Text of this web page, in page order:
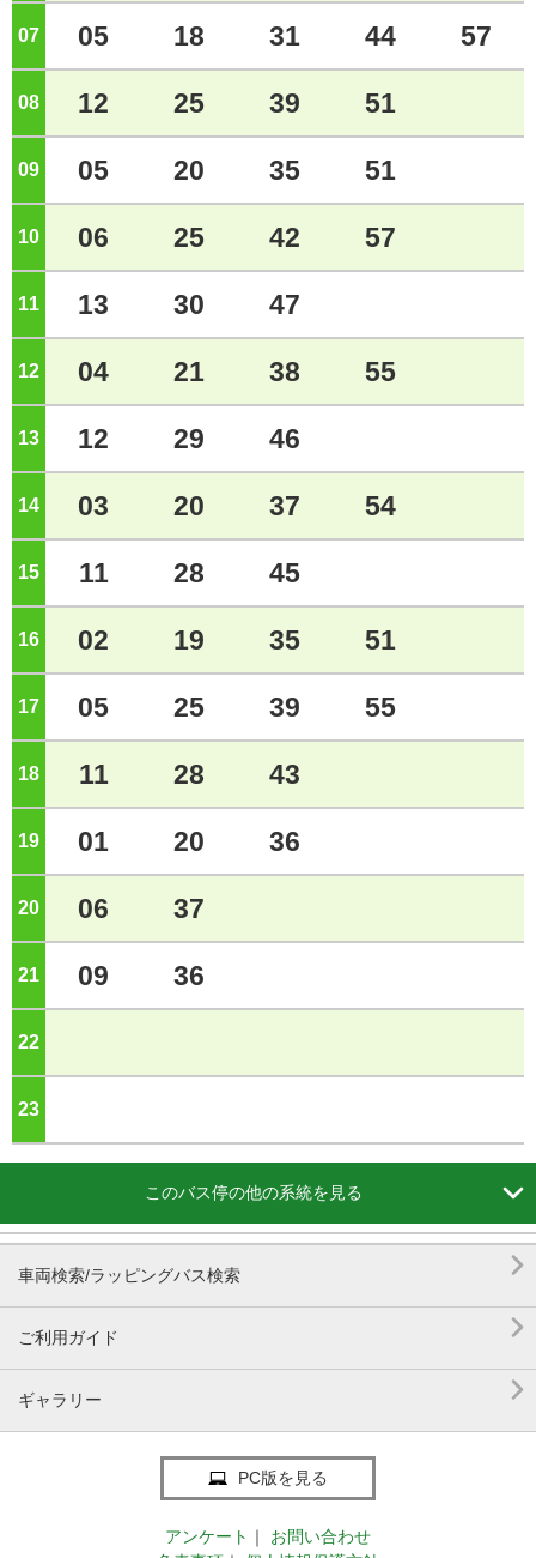
07 05 18 31 44 57
08 12 25 39 51
09 05 20 35 51
10 06 25 42 57
11 13 30 47
12 04 21 38 55
13 12 29 46
14 03 20 37 54
15 11 28 45
16 02 19 35 51
17 05 25 39 55
18 11 28 43
19 01 20 36
20 06 37
21 09 36
22
23
このバス停の他の系統を見る 
車両検索/ラッピングバス検索 
ご利用ガイド 
ギャラリー 
PC版を見る
アンケート ｜
お問い合わせ